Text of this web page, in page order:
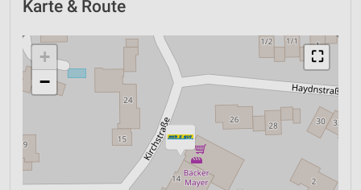
Karte & Route
⛶
+
−